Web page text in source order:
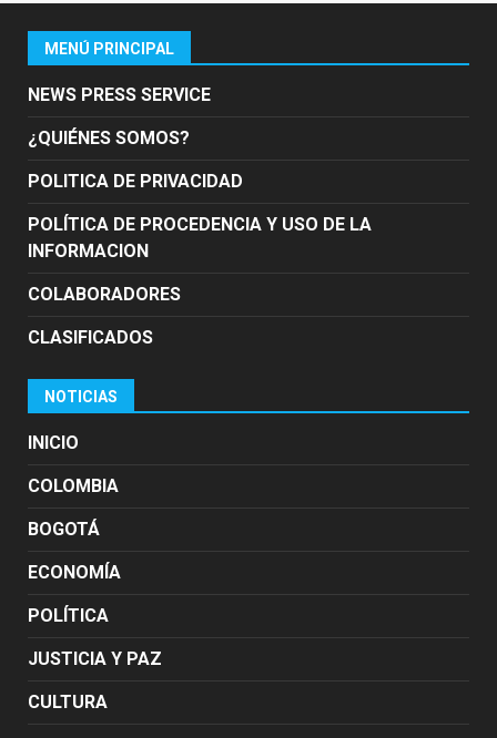
MENÚ PRINCIPAL
NEWS PRESS SERVICE
¿QUIÉNES SOMOS?
POLITICA DE PRIVACIDAD
POLÍTICA DE PROCEDENCIA Y USO DE LA
INFORMACION
COLABORADORES
CLASIFICADOS
NOTICIAS
INICIO
COLOMBIA
BOGOTÁ
ECONOMÍA
POLÍTICA
JUSTICIA Y PAZ
CULTURA